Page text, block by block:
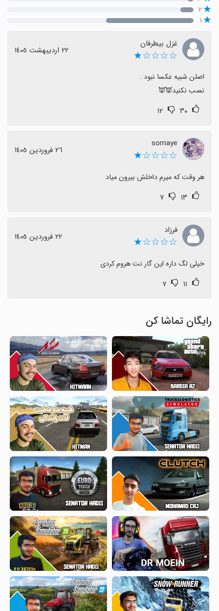
۲
۱
غزل بیطرفان
☆☆☆☆★ ٢٢ اردیبهشت ١٤٠٥
نصب نکنید👿👿
۳۰ ۱۲
somaye
☆☆☆☆★ ٢٦ فروردین ١٤٠٥
هر وقت که میرم داخلش بيرون میاد
۱۳ ۷
فرزاد
☆☆☆☆★ ٢٢ فروردین ١٤٠٥
خیلی لگ داره این گار نت هروم کردی
۱۱ ۷
رایگان تماشا کن